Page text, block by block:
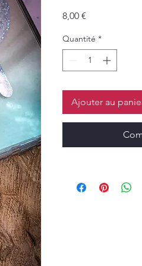
8,00 €
Quantité *
Ajouter au